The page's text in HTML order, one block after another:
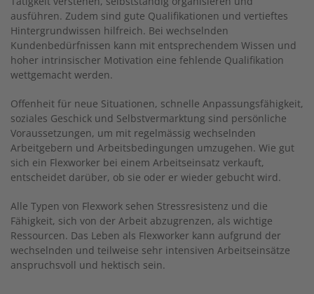
ausführen. Zudem sind gute Qualifikationen und vertieftes
Hintergrundwissen hilfreich. Bei wechselnden
Kundenbedürfnissen kann mit entsprechendem Wissen und
hoher intrinsischer Motivation eine fehlende Qualifikation
wettgemacht werden.
Offenheit für neue Situationen, schnelle Anpassungsfähigkeit,
soziales Geschick und Selbstvermarktung sind persönliche
Voraussetzungen, um mit regelmässig wechselnden
Arbeitgebern und Arbeitsbedingungen umzugehen. Wie gut
sich ein Flexworker bei einem Arbeitseinsatz verkauft,
entscheidet darüber, ob sie oder er wieder gebucht wird.
Alle Typen von Flexwork sehen Stressresis­tenz und die
Fähigkeit, sich von der Arbeit abzugrenzen, als wichtige
Ressourcen. Das Leben als Flexworker kann aufgrund der
wechselnden und teilweise sehr intensiven Arbeitseinsätze
anspruchsvoll und hektisch sein.